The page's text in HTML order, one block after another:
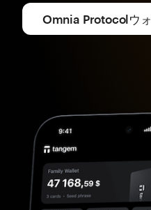
Omnia Protocolウ